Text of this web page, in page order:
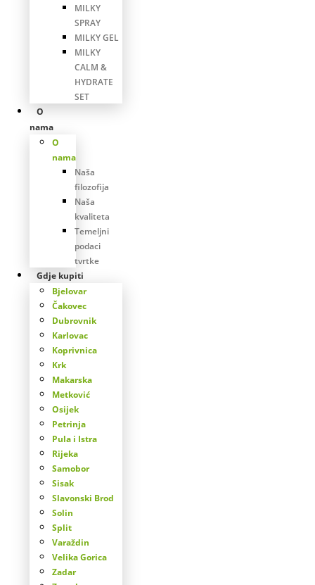
MILKY
SPRAY
MILKY GEL
MILKY
CALM &
HYDRATE
SET
O
nama
O
nama
Naša
filozofija
Naša
kvaliteta
Temeljni
podaci
tvrtke
Gdje kupiti
Bjelovar
Čakovec
Dubrovnik
Karlovac
Koprivnica
Krk
Makarska
Metković
Osijek
Petrinja
Pula i Istra
Rijeka
Samobor
Sisak
Slavonski Brod
Solin
Split
Varaždin
Velika Gorica
Zadar